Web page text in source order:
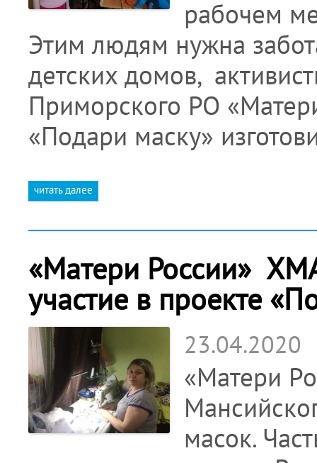
рабочем
Этим людям нужна
детских домов,
Приморского РО
«Подари маску»
читать далее
«Матери России»
участие в проекте
23.04.2020
«Матери
масок.